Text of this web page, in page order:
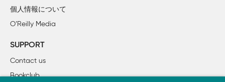
        1.4.2　エンコードの実装
        1.4.3　デコードの実装
        1.5.1　特殊トークンの役割
        1.5.2　特殊トークンに対応したBPEの学習
個人情報について
O’Reilly Media
SUPPORT
Contact us
Bookclub